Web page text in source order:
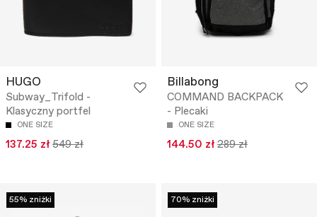
HUGO
Subway_Trifold -
Klasyczny portfel
ONE SIZE
137.25 zł 549 zł
Billabong
COMMAND BACKPACK
- Plecaki
ONE SIZE
144.50 zł 289 zł
55% zniżki 70% zniżki